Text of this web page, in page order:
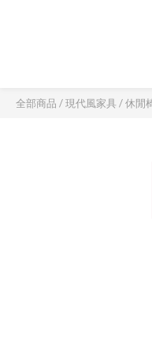
全部商品 /現代風家具 /休閒